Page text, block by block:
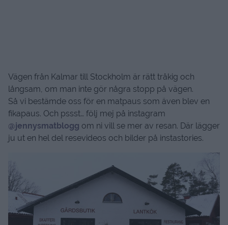
Vägen från Kalmar till Stockholm är rätt tråkig och
långsam, om man inte gör några stopp på vägen.
Så vi bestämde oss för en matpaus som även blev en
fikapaus. Och pssst… följ mej på instagram
@jennysmatblogg om ni vill se mer av resan. Där lägger
ju ut en hel del resevideos och bilder på instastories.